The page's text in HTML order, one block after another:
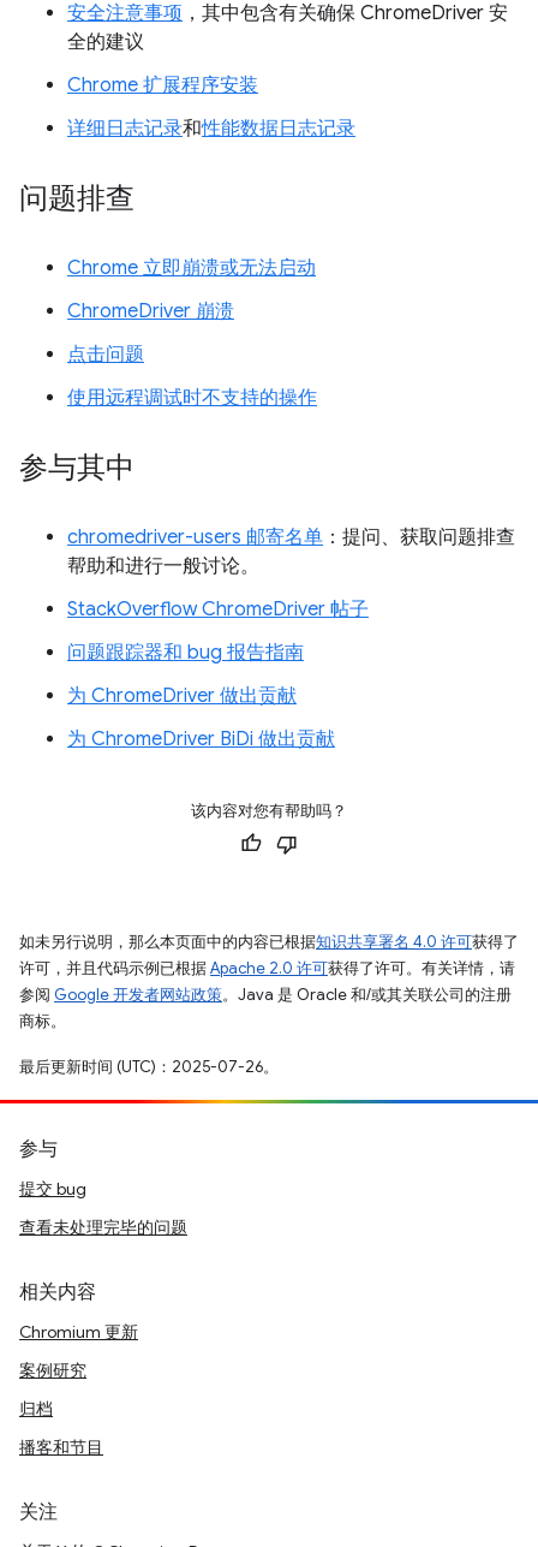
安全注意事项 ，其中包含有关确保 ChromeDriver 安
全的建议
Chrome 扩展程序安装
详细日志记录和性能数据日志记录
问题排查
Chrome 立即崩溃或无法启动
ChromeDriver 崩溃
点击问题
使用远程调试时不支持的操作
参与其中
chromedriver-users 邮寄名单 ：提问、获取问题排查
帮助和进行一般讨论。
StackOverflow ChromeDriver 帖子
问题跟踪器和 bug 报告指南
为 ChromeDriver 做出贡献
为 ChromeDriver BiDi 做出贡献
该内容对您有帮助吗？
如未另行说明，那么本页面中的内容已根据知识共享署名 4.0 许可获得了
许可，并且代码示例已根据Apache 2.0 许可获得了许可。有关详情，请
参阅 Google 开发者网站政策。Java 是 Oracle 和/或其关联公司的注册
商标。
最后更新时间 (UTC)：2025-07-26。
参与
提交 bug
查看未处理完毕的问题
相关内容
Chromium 更新
案例研究
归档
播客和节目
关注